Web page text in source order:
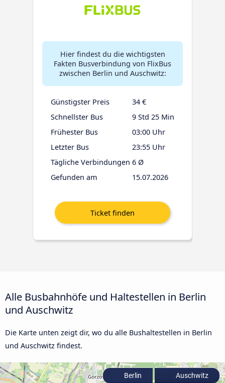
Hier findest du die wichtigsten
Fakten Busverbindung von FlixBus
zwischen Berlin und Auschwitz:
Günstigster Preis
34 €
Schnellster Bus
9 Std 25 Min
Frühester Bus
03:00 Uhr
Letzter Bus
23:55 Uhr
Tägliche Verbindungen 6 Ø
Gefunden am
15.07.2026
Alle Busbahnhöfe und Haltestellen in Berlin
und Auschwitz
Die Karte unten zeigt dir, wo du alle Bushaltestellen in Berlin
und Auschwitz findest.
Berlin Auschwitz